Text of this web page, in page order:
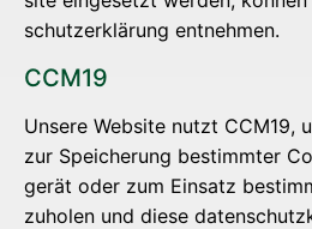
schutz­er­klä­rung entnehmen.
CCM19
Unse­re Web­site nutzt CCM19,
zur Spei­che­rung bestimm­ter
ge­rät oder zum Ein­satz
zu­ho­len und die­se